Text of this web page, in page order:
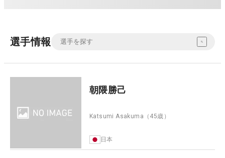
選手情報
朝隈勝己
Katsumi Asakuma （45歳）
日本